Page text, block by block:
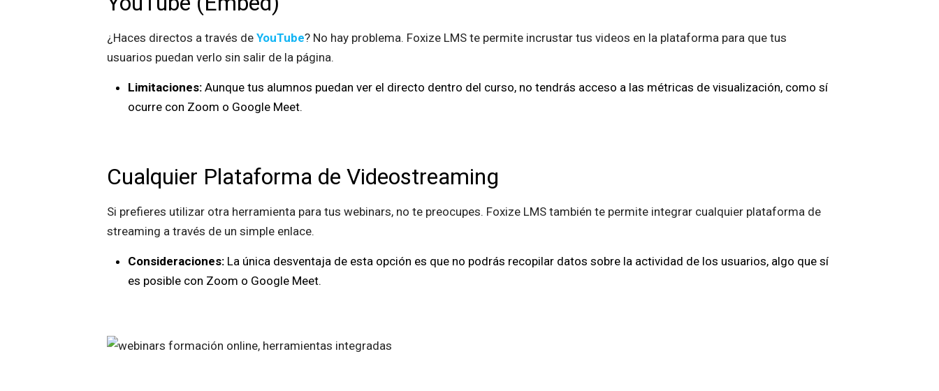
¿Haces directos a través de YouTube? No hay problema. Foxize LMS te permite incrustar tus videos en la plataforma para que tus
usuarios puedan verlo sin salir de la página.
Limitaciones:Aunque tus alumnos puedan ver el directo dentro del curso, no tendrás acceso a las métricas de visualización, como sí
ocurre con Zoom o Google Meet.
Cualquier Plataforma de Videostreaming
Si prefieres utilizar otra herramienta para tus webinars, no te preocupes. Foxize LMS también te permite integrar cualquier plataforma de
streaming a través de un simple enlace.
Consideraciones:La única desventaja de esta opción es que no podrás recopilar datos sobre la actividad de los usuarios, algo que sí
es posible con Zoom o Google Meet.